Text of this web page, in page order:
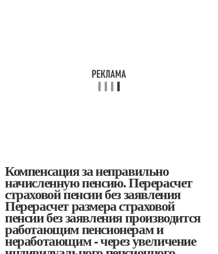
Компенсация за неправильно
начисленную пенсию. Перерасчет
страховой пенсии без заявления
Перерасчет размера страховой
пенсии без заявления производится
работающим пенсионерам и
неработающим - через увеличение